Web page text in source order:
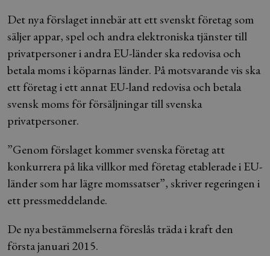
Det nya förslaget innebär att ett svenskt företag som
säljer appar, spel och andra elektroniska tjänster till
privatpersoner i andra EU-länder ska redovisa och
betala moms i köparnas länder. På motsvarande vis ska
ett företag i ett annat EU-land redovisa och betala
svensk moms för försäljningar till svenska
privatpersoner.
”Genom förslaget kommer svenska företag att
konkurrera på lika villkor med företag etablerade i EU-
länder som har lägre momssatser”, skriver regeringen i
ett pressmeddelande.
De nya bestämmelserna föreslås träda i kraft den
första januari 2015.